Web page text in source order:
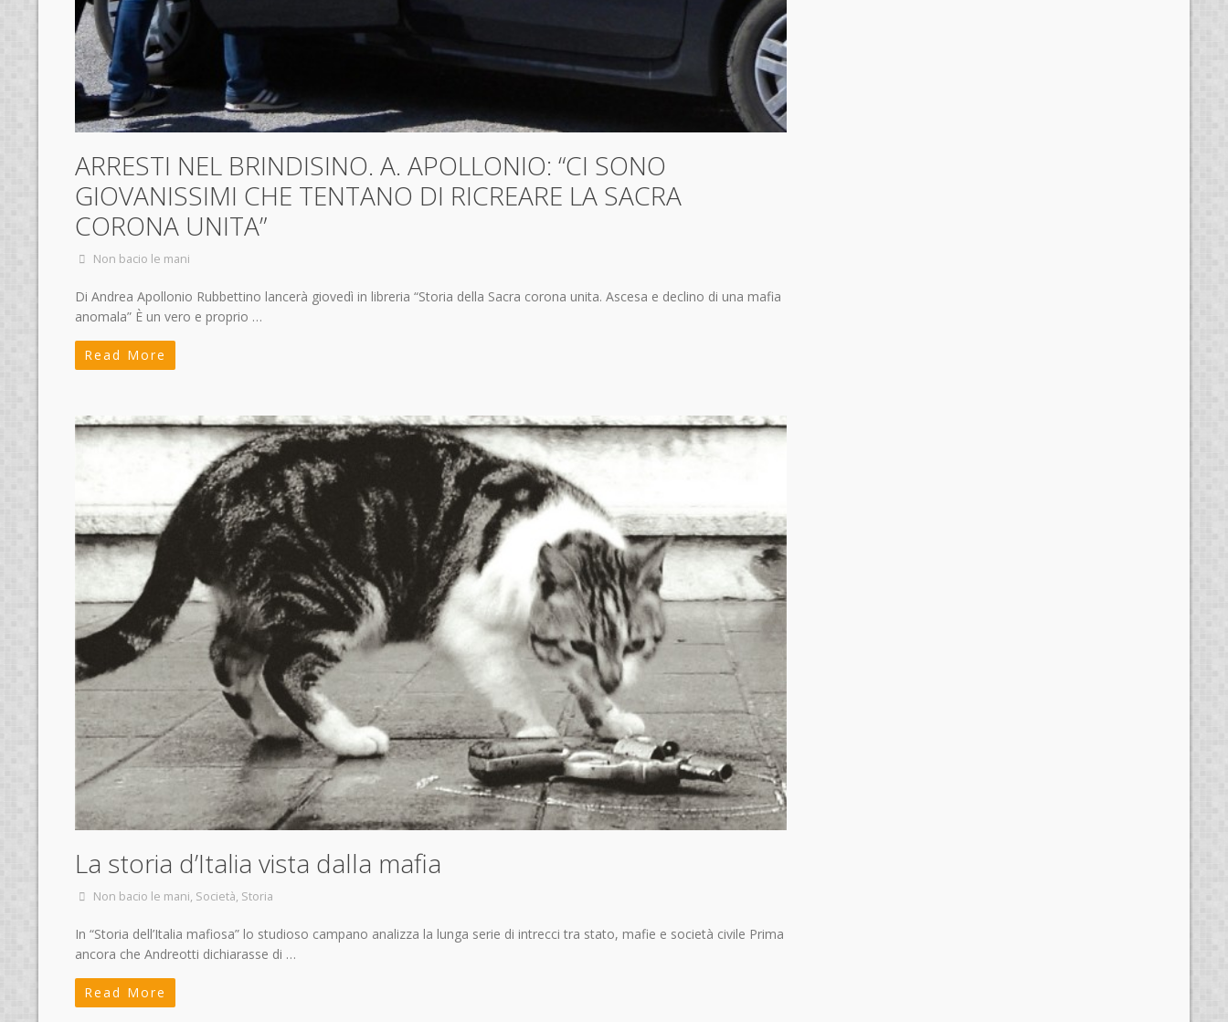
ARRESTI NEL BRINDISINO. A. APOLLONIO: “CI SONO
GIOVANISSIMI CHE TENTANO DI RICREARE LA SACRA
CORONA UNITA”
Non bacio le mani
Di Andrea Apollonio Rubbettino lancerà giovedì in libreria “Storia della Sacra corona unita. Ascesa e declino di una mafia
anomala” È un vero e proprio …
Read More
La storia d’Italia vista dalla mafia
Non bacio le mani, Società, Storia
In “Storia dell’Italia mafiosa” lo studioso campano analizza la lunga serie di intrecci tra stato, mafie e società civile Prima
ancora che Andreotti dichiarasse di …
Read More